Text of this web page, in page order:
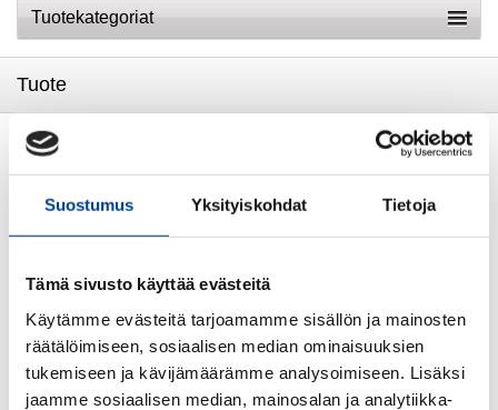
Suostumus Yksityiskohdat Tietoja
Tämä sivusto käyttää evästeitä
Käytämme evästeitä tarjoamamme sisällön ja mainosten
räätälöimiseen, sosiaalisen median ominaisuuksien
tukemiseen ja kävijämäärämme analysoimiseen. Lisäksi
jaamme sosiaalisen median, mainosalan ja analytiikka-
Tuotekategoriat
Tuote
MUKI VALKOINEN, Peugeot